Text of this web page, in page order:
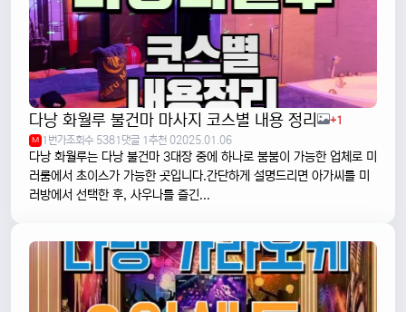
다낭 화월루 불건마 마사지 코스별 내용 정리 +1
M 1번가조회수 5381 댓글 1추천 02025.01.06
다낭 화월루는 다낭 불건마 3대장 중에 하나로 붐붐이 가능한 업체로 미
러룸에서 초이스가 가능한 곳입니다.간단하게 설명드리면 아가씨를 미
러방에서 선택한 후, 사우나를 즐긴...